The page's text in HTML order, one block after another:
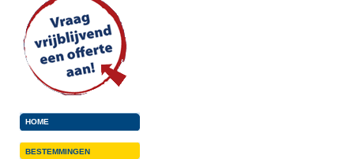
HOME
BESTEMMINGEN